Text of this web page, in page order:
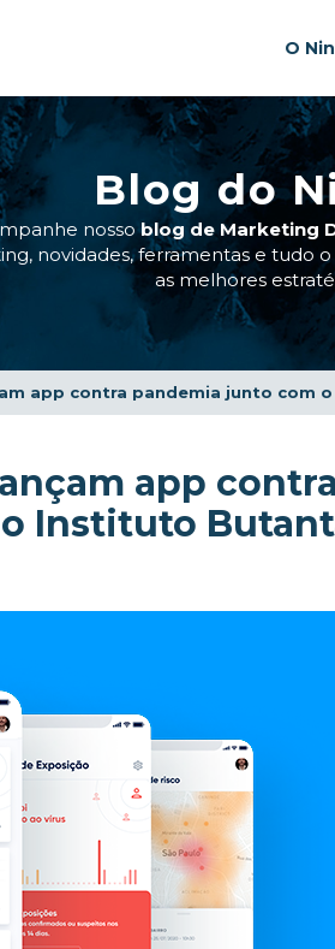
O
Blog do
nossoblog de Marketing
novidades, ferramentas e tudo
as melhores
app contra pandemia junto com
app contra
Instituto